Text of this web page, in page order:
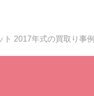
ト 2017年式の買取り事例